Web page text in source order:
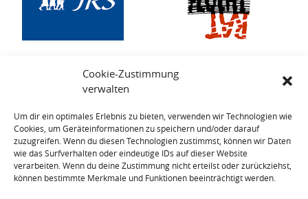
Cookie-Zustimmung
verwalten
Um dir ein optimales Erlebnis zu bieten, verwenden wir Technologien wie
Cookies, um Geräteinformationen zu speichern und/oder darauf
zuzugreifen. Wenn du diesen Technologien zustimmst, können wir Daten
wie das Surfverhalten oder eindeutige IDs auf dieser Website
verarbeiten. Wenn du deine Zustimmung nicht erteilst oder zurückziehst,
können bestimmte Merkmale und Funktionen beeinträchtigt werden.